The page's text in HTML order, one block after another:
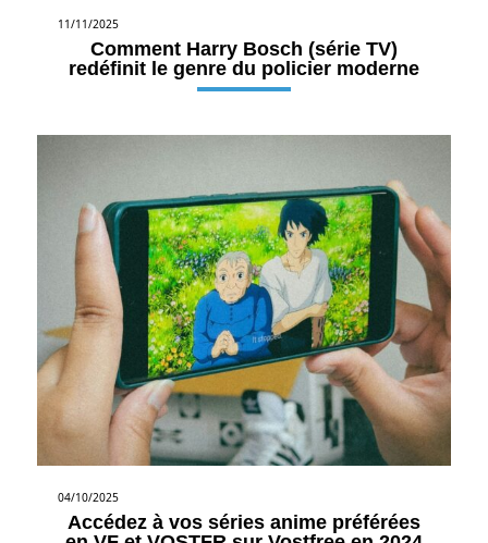
11/11/2025
Comment Harry Bosch (série TV)
redéfinit le genre du policier moderne
04/10/2025
Accédez à vos séries anime préférées